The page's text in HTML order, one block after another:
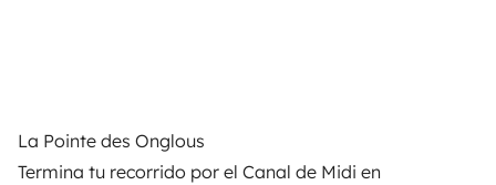
La Pointe des Onglous
Termina tu recorrido por el Canal de Midi en